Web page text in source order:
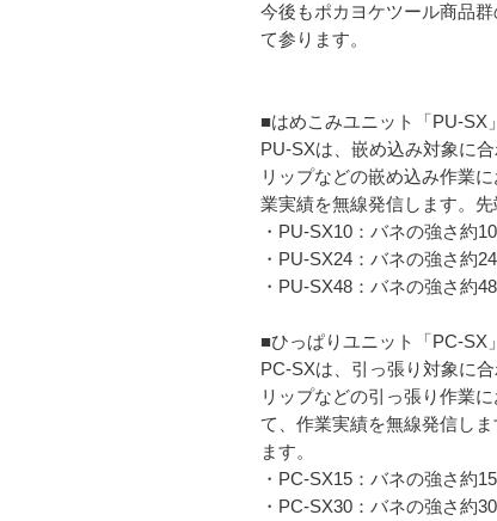
今後もポカヨケツール商品
て参ります。
■はめこみユニット「PU-SX
PU-SXは、嵌め込み対象に
リップなどの嵌め込み作業
業実績を無線発信します。
・PU-SX10：バネの強さ約
・PU-SX24：バネの強さ約
・PU-SX48：バネの強さ約
■ひっぱりユニット「PC-SX
PC-SXは、引っ張り対象に
リップなどの引っ張り作業
て、作業実績を無線発信し
ます。
・PC-SX15：バネの強さ約
・PC-SX30：バネの強さ約